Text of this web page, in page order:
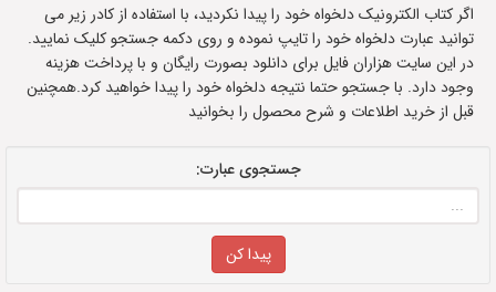
اگر کتاب الکترونیک دلخواه خود را پیدا نکردید، با استفاده از کادر زیر می
توانید عبارت دلخواه خود را تایپ نموده و روی دکمه جستجو کلیک نمایید.
در این سایت هزاران فایل برای دانلود بصورت رایگان و با پرداخت هزینه
وجود دارد. با جستجو حتما نتیجه دلخواه خود را پیدا خواهید کرد.همچنین
قبل از خرید اطلاعات و شرح محصول را بخوانید
جستجوی عبارت: